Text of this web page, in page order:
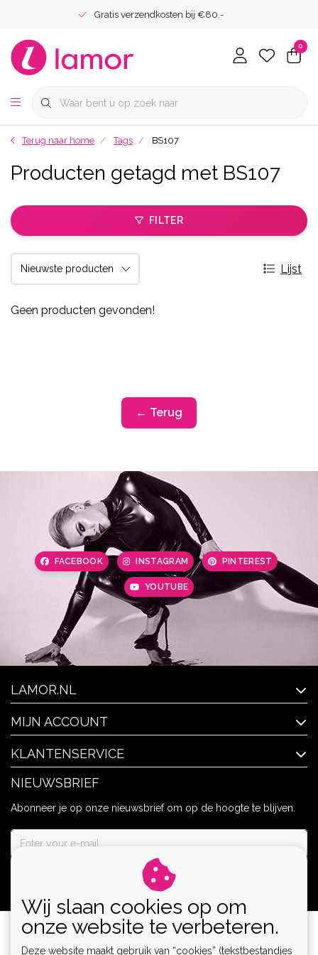
Gratis verzendkosten bij €80.-
0
Terug naar home Tags BS107
Producten getagd met BS107
FILTER
Lijst
Geen producten gevonden!
← Terug
FACEBOOK INSTAGRAM PINTEREST
YOUTUBE
LAMOR.NL
MIJN ACCOUNT
KLANTENSERVICE
NIEUWSBRIEF
Abonneer je op onze nieuwsbrief om op de hoogte te blijven.
Wij slaan cookies op om
onze website te verbeteren.
Deze website maakt gebruik van “cookies” (tekstbestandjes